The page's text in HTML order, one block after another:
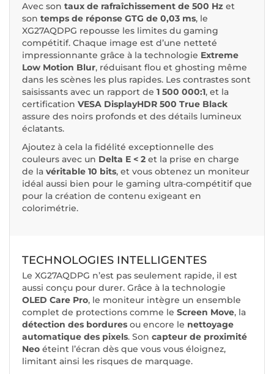
Avec son taux de rafraîchissement de 500 Hz et
son temps de réponse GTG de 0,03 ms, le
XG27AQDPG repousse les limites du gaming
compétitif. Chaque image est d’une netteté
impressionnante grâce à la technologie Extreme
Low Motion Blur, réduisant flou et ghosting même
dans les scènes les plus rapides. Les contrastes sont
saisissants avec un rapport de 1 500 000:1, et la
certification VESA DisplayHDR 500 True Black
assure des noirs profonds et des détails lumineux
éclatants.
Ajoutez à cela la fidélité exceptionnelle des
couleurs avec un Delta E < 2 et la prise en charge
de la véritable 10 bits, et vous obtenez un moniteur
idéal aussi bien pour le gaming ultra-compétitif que
pour la création de contenu exigeant en
colorimétrie.
TECHNOLOGIES INTELLIGENTES
Le XG27AQDPG n’est pas seulement rapide, il est
aussi conçu pour durer. Grâce à la technologie
OLED Care Pro, le moniteur intègre un ensemble
complet de protections comme le Screen Move, la
détection des bordures ou encore le nettoyage
automatique des pixels. Son capteur de proximité
Neo éteint l’écran dès que vous vous éloignez,
limitant ainsi les risques de marquage.